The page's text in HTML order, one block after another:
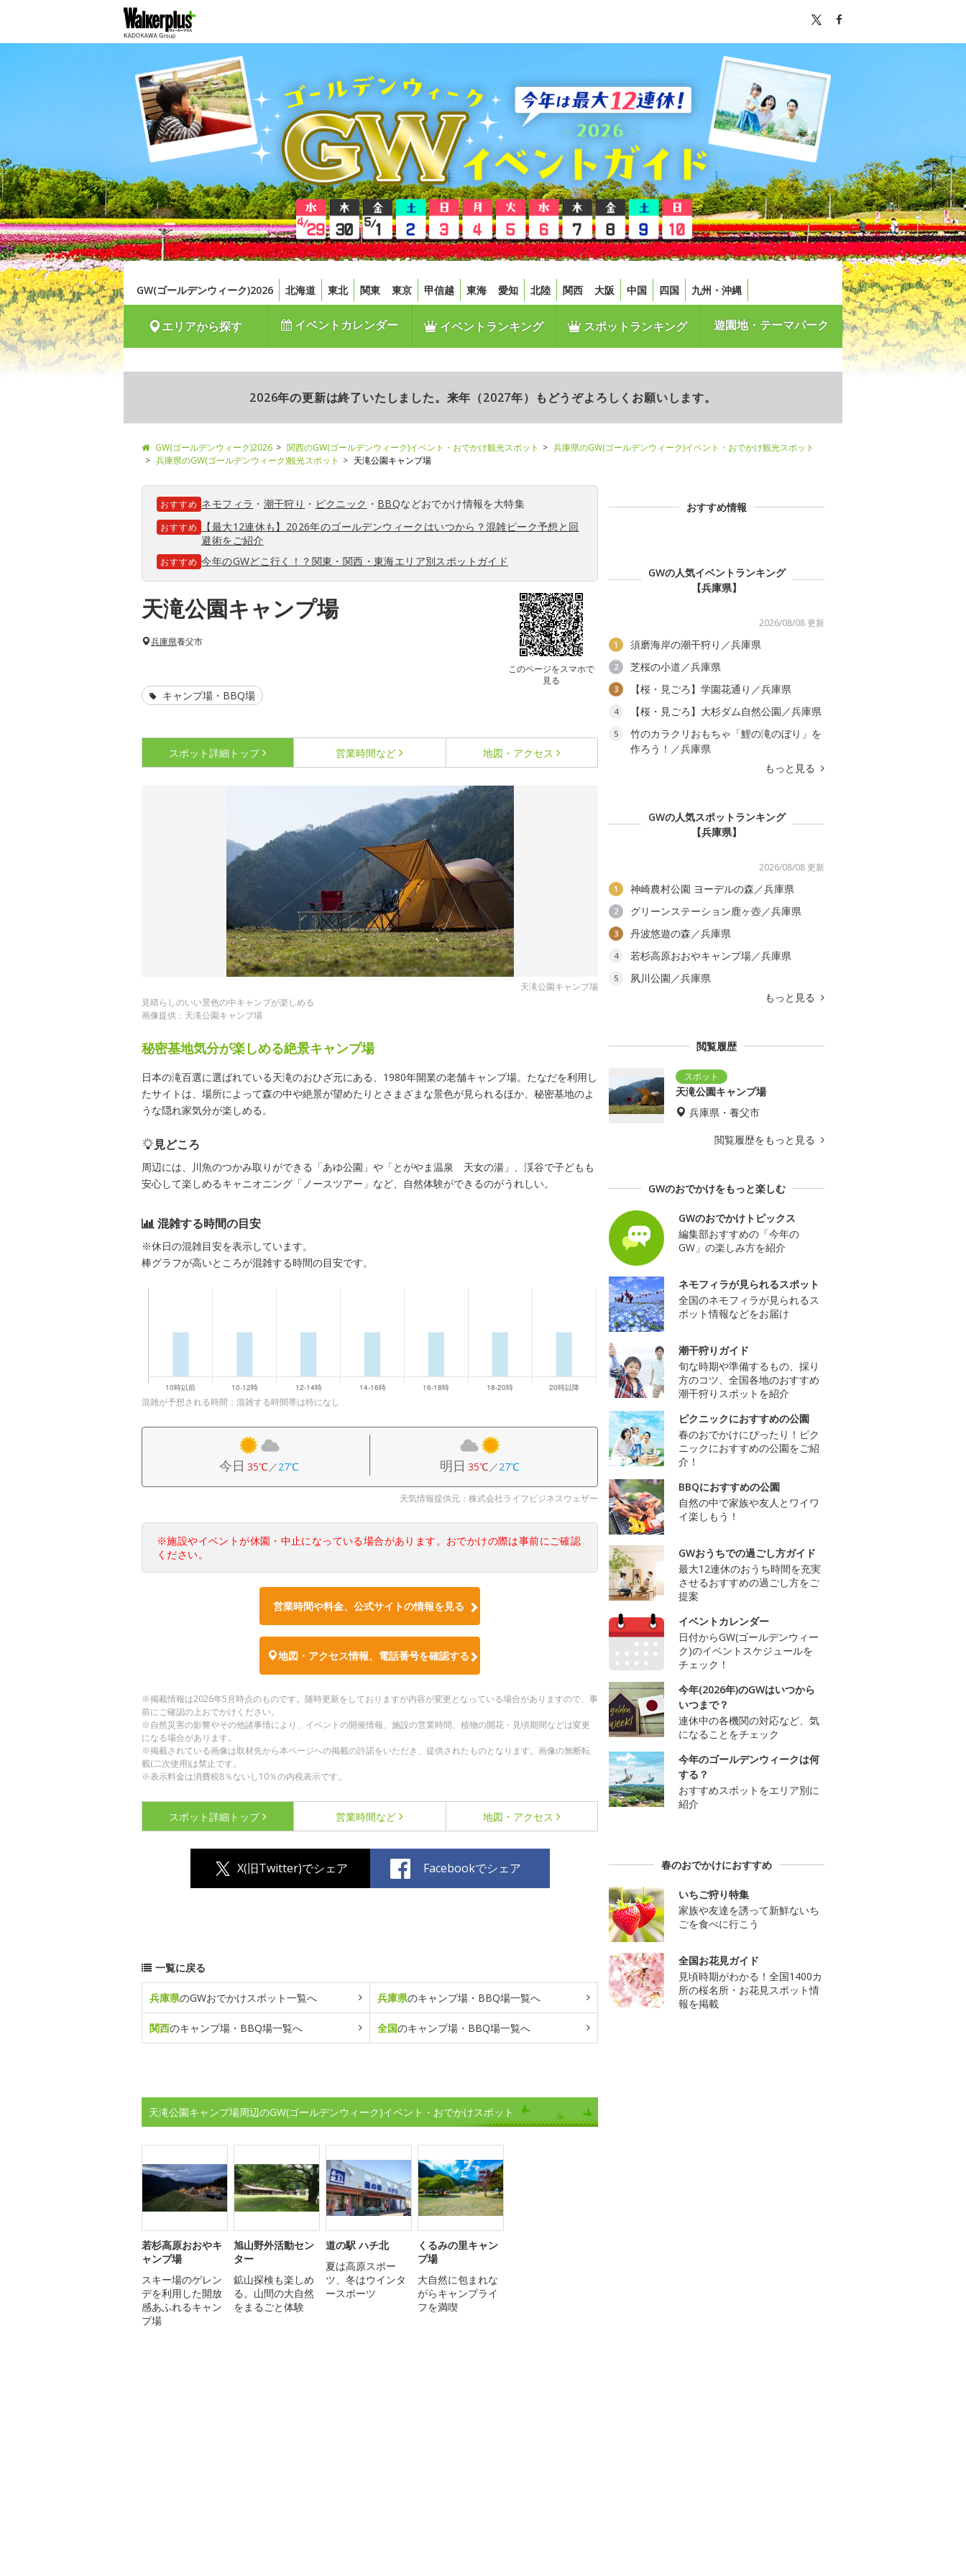
GW(ゴールデンウィーク)2026 北海道 東北 関東 東京 甲信越 東海 愛知 北陸 関西 大阪 中国 四国 九州・沖縄
エリアから探す イベントカレンダー イベントランキング スポットランキング 遊園地・テーマパーク
2026年の更新は終了いたしました。来年（2027年）もどうぞよろしくお願いします。
GW(ゴールデンウィーク)2026 関西のGW(ゴールデンウィーク)イベント・おでかけ観光スポット
兵庫県のGW(ゴールデンウィーク)イベント・おでかけ観光スポット
兵庫県のGW(ゴールデンウィーク)観光スポット
天滝公園キャンプ場
おすすめ ネモフィラ ・ 潮干狩り ・ ピクニック ・ BBQなどおでかけ情報を大特集
おすすめ
【最大12連休も】2026年のゴールデンウィークはいつから？混雑ピーク予想と回
避術をご紹介
おすすめ 今年のGWどこ行く！？関東・関西・東海エリア別スポットガイド
天滝公園キャンプ場
このページをスマホで
見る
兵庫県養父市
キャンプ場・BBQ場
スポット詳細 トップ 営業時間など 地図・アクセス
天滝公園キャンプ場
見晴らしのいい景色の中キャンプが楽しめる
画像提供：天滝公園キャンプ場
秘密基地気分が楽しめる絶景キャンプ場
日本の滝百選に選ばれている天滝のおひざ元にある、1980年開業の老舗キャンプ場。たなだを利用し
たサイトは、場所によって森の中や絶景が望めたりとさまざまな景色が見られるほか、秘密基地のよ
うな隠れ家気分が楽しめる。
見どころ
周辺には、川魚のつかみ取りができる「あゆ公園」や「とがやま温泉 天女の湯」、渓谷で子どもも
安心して楽しめるキャニオニング「ノースツアー」など、自然体験ができるのがうれしい。
混雑する時間の目安
※休日の混雑目安を表示しています。
棒グラフが高いところが混雑する時間の目安です。
混雑が予想される時間：混雑する時間帯は特になし
今日 35℃／27℃ 明日 35℃／27℃
天気情報提供元：株式会社ライフビジネスウェザー
※施設やイベントが休園・中止になっている場合があります。おでかけの際は事前にご確認
ください。
営業時間や料金、公式サイトの情報を見る
地図・アクセス情報、電話番号を確認する
※掲載情報は2026年5月時点のものです。随時更新をしておりますが内容が変更となっている場合がありますので、事
前にご確認の上おでかけください。
※自然災害の影響やその他諸事情により、イベントの開催情報、施設の営業時間、植物の開花・見頃期間などは変更
になる場合があります。
※掲載されている画像は取材先から本ページへの掲載の許諾をいただき、提供されたものとなります。画像の無断転
載(二次使用)は禁止です。
※表示料金は消費税8％ないし10％の内税表示です。
スポット詳細 トップ 営業時間など 地図・アクセス
X(旧Twitter)でシェア Facebookでシェア
一覧に戻る
兵庫県のGWおでかけスポット一覧へ 兵庫県のキャンプ場・BBQ場一覧へ
関西のキャンプ場・BBQ場一覧へ 全国のキャンプ場・BBQ場一覧へ
天滝公園キャンプ場周辺のGW(ゴールデンウィーク)イベント・おでかけスポット
若杉高原おおやキ
ャンプ場
スキー場のゲレン
デを利用した開放
感あふれるキャン
プ場
旭山野外活動セン
ター
鉱山探検も楽しめ
る。山間の大自然
をまるごと体験
道の駅 ハチ北
夏は高原スポー
ツ、冬はウインタ
ースポーツ
くるみの里キャン
プ場
大自然に包まれな
がらキャンプライ
フを満喫
おすすめ情報
GWの人気イベントランキング
【兵庫県】
2026/08/08 更新
1 須磨海岸の潮干狩り／兵庫県
2 芝桜の小道／兵庫県
3 【桜・見ごろ】学園花通り／兵庫県
4 【桜・見ごろ】大杉ダム自然公園／兵庫県
5
竹のカラクリおもちゃ「鯉の滝のぼり」を
作ろう！／兵庫県
もっと見る
GWの人気スポットランキング
【兵庫県】
2026/08/08 更新
1 神崎農村公園 ヨーデルの森／兵庫県
2 グリーンステーション鹿ヶ壺／兵庫県
3 丹波悠遊の森／兵庫県
4 若杉高原おおやキャンプ場／兵庫県
5
夙川公園／兵庫県
もっと見る
閲覧履歴
天滝公園キャンプ場
兵庫県・養父市
閲覧履歴をもっと見る
GWのおでかけをもっと楽しむ
GWのおでかけトピックス
編集部おすすめの「今年の
GW」の楽しみ方を紹介
ネモフィラが見られるスポット
全国のネモフィラが見られるス
ポット情報などをお届け
潮干狩りガイド
旬な時期や準備するもの、採り
方のコツ、全国各地のおすすめ
潮干狩りスポットを紹介
ピクニックにおすすめの公園
春のおでかけにぴったり！ピク
ニックにおすすめの公園をご紹
介！
BBQにおすすめの公園
自然の中で家族や友人とワイワ
イ楽しもう！
GWおうちでの過ごし方ガイド
最大12連休のおうち時間を充実
させるおすすめの過ごし方をご
提案
イベントカレンダー
日付からGW(ゴールデンウィー
ク)のイベントスケジュールを
チェック！
今年(2026年)のGWはいつから
いつまで？
連休中の各機関の対応など、気
になることをチェック
今年のゴールデンウィークは何
する？
おすすめスポットをエリア別に
紹介
春のおでかけにおすすめ
いちご狩り特集
家族や友達を誘って新鮮ないち
ごを食べに行こう
全国お花見ガイド
見頃時期がわかる！全国1400カ
所の桜名所・お花見スポット情
報を掲載